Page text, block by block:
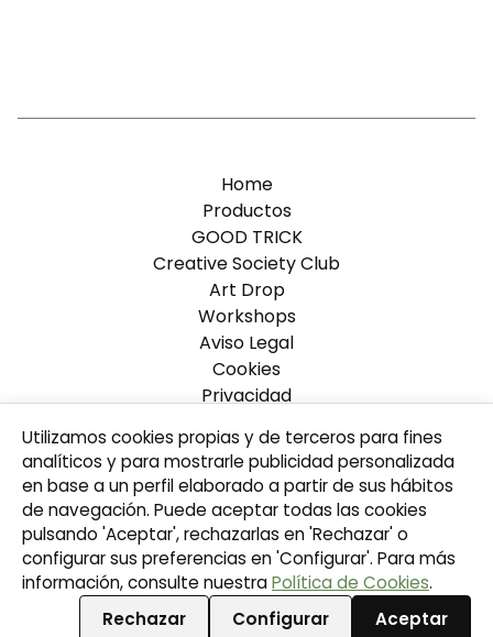
Home
Productos
GOOD TRICK
Creative Society Club
Art Drop
Workshops
Aviso Legal
Cookies
Privacidad
Mapa Web
Hita
Contacto
Volver al sitio
Powered by
Utilizamos cookies propias y de terceros para fines
analíticos y para mostrarle publicidad personalizada
en base a un perfil elaborado a partir de sus hábitos
de navegación. Puede aceptar todas las cookies
pulsando 'Aceptar', rechazarlas en 'Rechazar' o
configurar sus preferencias en 'Configurar'. Para más
información, consulte nuestraPolítica de Cookies.
Rechazar
Configurar Aceptar